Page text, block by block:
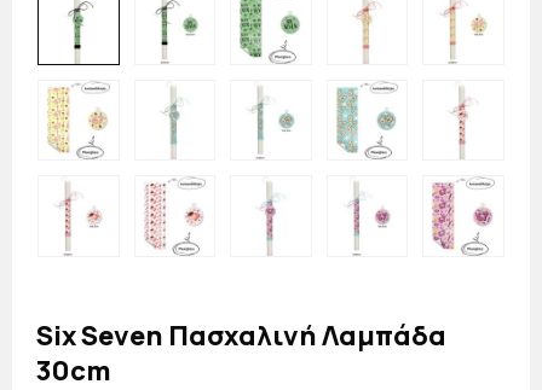
Six Seven Πασχαλινή Λαμπάδα
30cm